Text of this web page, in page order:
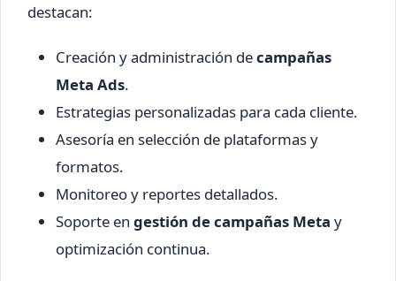
destacan:
Creación y administración decampañas
Meta Ads.
Estrategias personalizadas para cada cliente.
Asesoría en selección de plataformas y
formatos.
Monitoreo y reportes detallados.
Soporte en gestión de campañas Meta y
optimización continua.